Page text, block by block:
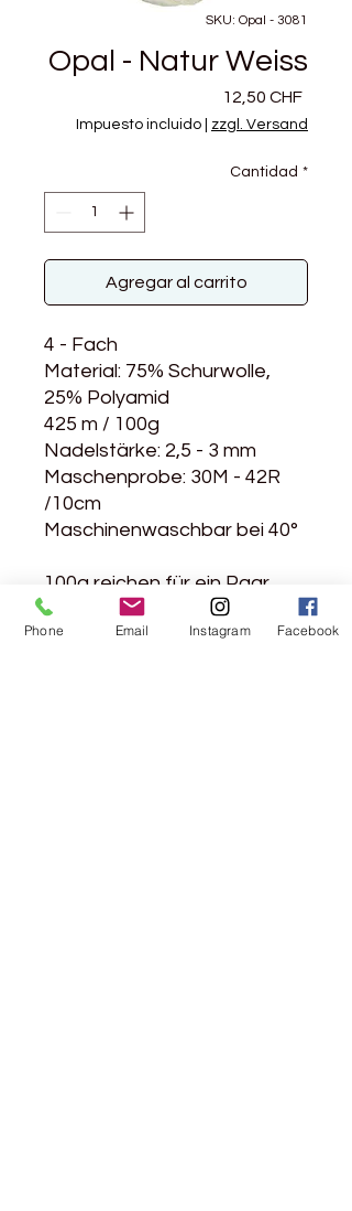
SKU: Opal - 3081
Opal - Natur Weiss
12,50 CHFPrecio
Impuesto incluido zzgl. Versand
Cantidad *
Agregar al carrito
4 - Fach
Material: 75% Schurwolle,
25% Polyamid
425 m / 100g
Nadelstärke: 2,5 - 3 mm
Maschenprobe: 30M - 42R
/10cm
Maschinenwaschbar bei 40°
100g reichen für ein Paar
Socken bis ca. Grösse 46
Phone Email Instagram Facebook